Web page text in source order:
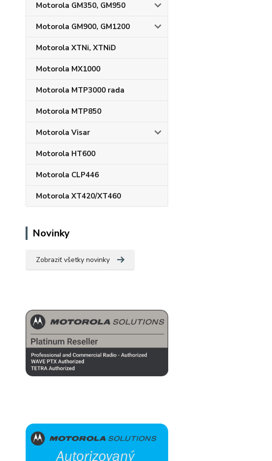
Motorola GM350, GM950
Motorola GM900, GM1200
Motorola XTNi, XTNiD
Motorola MX1000
Motorola MTP3000 rada
Motorola MTP850
Motorola Visar
Motorola HT600
Motorola CLP446
Motorola XT420/XT460
Novinky
Zobraziť všetky novinky